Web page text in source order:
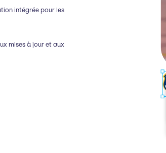
intégrée pour les
mises à jour et aux